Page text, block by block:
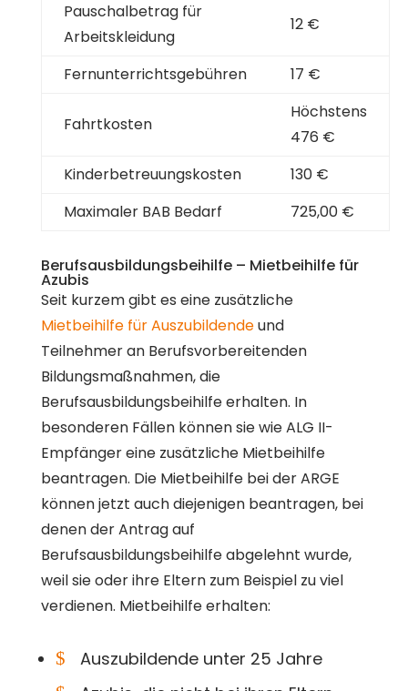
Pauschalbetrag für
Arbeitskleidung
12 €
Fernunterrichtsgebühren 17 €
Fahrtkosten
Höchstens
476 €
Kinderbetreuungskosten
130 €
Maximaler BAB Bedarf
725,00 €
Berufsausbildungsbeihilfe – Mietbeihilfe für
Azubis
Seit kurzem gibt es eine zusätzliche
Mietbeihilfe für Auszubildendeund
Teilnehmer an Berufsvorbereitenden
Bildungsmaßnahmen, die
Berufsausbildungsbeihilfe erhalten. In
besonderen Fällen können sie wie ALG II-
Empfänger eine zusätzliche Mietbeihilfe
beantragen. Die Mietbeihilfe bei der ARGE
können jetzt auch diejenigen beantragen, bei
denen der Antrag auf
Berufsausbildungsbeihilfe abgelehnt wurde,
weil sie oder ihre Eltern zum Beispiel zu viel
verdienen. Mietbeihilfe erhalten:
$ Auszubildende unter 25 Jahre